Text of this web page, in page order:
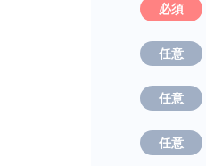
必須
任意
任意
任意